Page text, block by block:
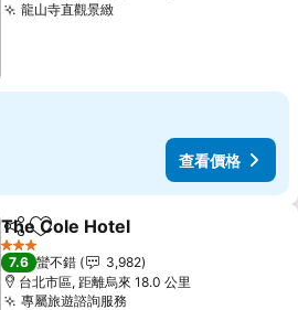
龍山寺直觀景緻
查看價格
分享 加入我的最愛
The Cole Hotel
3 星級
7.6 蠻不錯
3,982
台北市區, 距離烏來 18.0 公里
專屬旅遊諮詢服務